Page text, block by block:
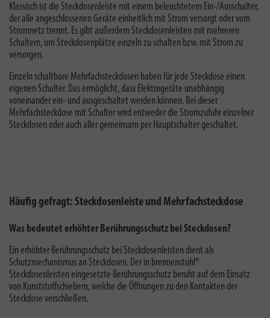
Klassisch ist die Steckdosenleiste mit einem beleuchtetem Ein-/Ausschalter,
der alle angeschlossenen Geräte einheitlich mit Strom versorgt oder vom
Stromnetz trennt. Es gibt außerdem Steckdosenleisten mit mehreren
Schaltern, um Steckdosenplätze einzeln zu schalten bzw. mit Strom zu
versorgen.
Einzeln schaltbare Mehrfachsteckdosen haben für jede Steckdose einen
eigenen Schalter. Das ermöglicht, dass Elektrogeräte unabhängig
voneinander ein- und ausgeschaltet werden können. Bei dieser
Mehrfachsteckdose mit Schalterwird entweder die Stromzufuhr einzelner
Steckdosen oder auch aller gemeinsam per Hauptschalter geschaltet.
Häufig gefragt: Steckdosenleiste und Mehrfachsteckdose
Was bedeutet erhöhter Berührungsschutz bei Steckdosen?
Ein erhöhter Berührungsschutz bei Steckdosenleisten dient als
Schutzmechanismus an Steckdosen. Der in brennenstuhl®
Steckdosenleisten eingesetzte Berührungsschutz beruht auf dem Einsatz
von Kunststoffschiebern, welche die Öffnungen zu den Kontakten der
Steckdose verschließen.